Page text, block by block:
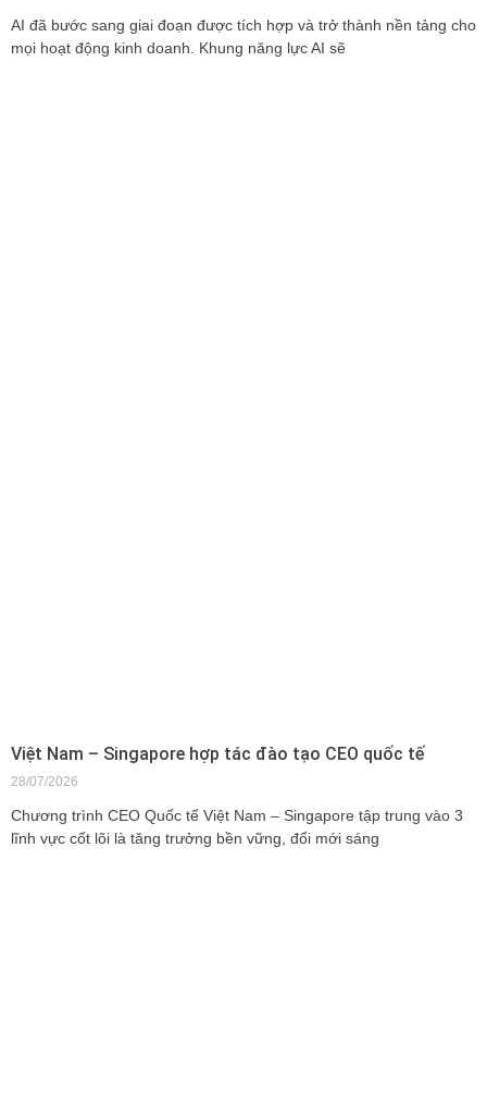
AI đã bước sang giai đoạn được tích hợp và trở thành nền tảng cho
mọi hoạt động kinh doanh. Khung năng lực AI sẽ
Việt Nam – Singapore hợp tác đào tạo CEO quốc tế
28/07/2026
Chương trình CEO Quốc tế Việt Nam – Singapore tập trung vào 3
lĩnh vực cốt lõi là tăng trưởng bền vững, đổi mới sáng